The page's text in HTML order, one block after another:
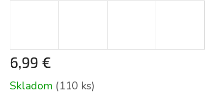
6,99 €
cena:
Skladom (110 ks)